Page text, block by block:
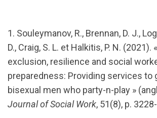
1. Souleymanov, R., Brennan, D. J.,
D., Craig, S. L. et Halkitis, P. N. (2021).
exclusion, resilience and social
preparedness: Providing services to
bisexual men who party-n-play »
Journal of Social Work, 51(8), p.